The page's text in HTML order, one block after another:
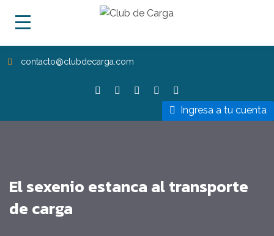
contacto@clubdecarga.com
Ingresa a tu cuenta
El sexenio estanca al transporte
de carga